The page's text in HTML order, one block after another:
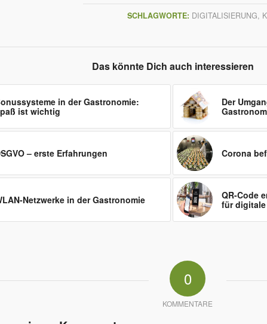
SCHLAGWORTE: DIGITALISIERUNG,
Das könnte Dich auch interessieren
in der Gastronomie:
ist wichtig
Der
– erste Erfahrungen Corona
Netzwerke in der Gastronomie
QR-Code
für
0
KOMMENTARE